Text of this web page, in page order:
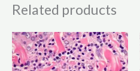
Related products